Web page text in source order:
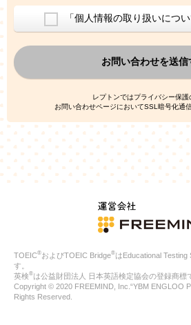
ご利用者の個人情報を、本人が特定さ
換した上で、広告・宣伝・販売促進
上記の利用目的のために第三者へ提供
なお、この利用目的を超えた個人情報の
た、これ以外の目的で個人情報を利用す
人情報を、本人が特定されないデータに
者広告配信事業者においてマッチングを
て広告を配信することがあります。第三
れらの情報を広告配信以外の目的で利用
4.
個人情報の第三者への提供
当社は、次の場合を除き、ご本人の同意
に提供することはありません。
ご本人の同意がある場合
法令に基づく場合
人の生命、身体または財産の保護の
公衆衛生の向上または児童の健全な
合
特定した利用目的の達成に必要な範囲
「個人情報の取り扱いにつ
お問い合わせを送信
レプトンではプライバシー保護
お問い合わせページにおいてSSL暗号化通
TOEIC®およびTOEIC Bridge®はEducational
す。
英検®は公益財団法人 日本英語検定協会の登録商標
Copyright © 2020 FREEMIND, Inc.“YBM ENGLOO
Rights Reserved.